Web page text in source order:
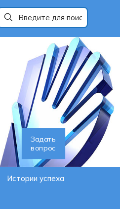
Задать
вопрос
Истории успеха